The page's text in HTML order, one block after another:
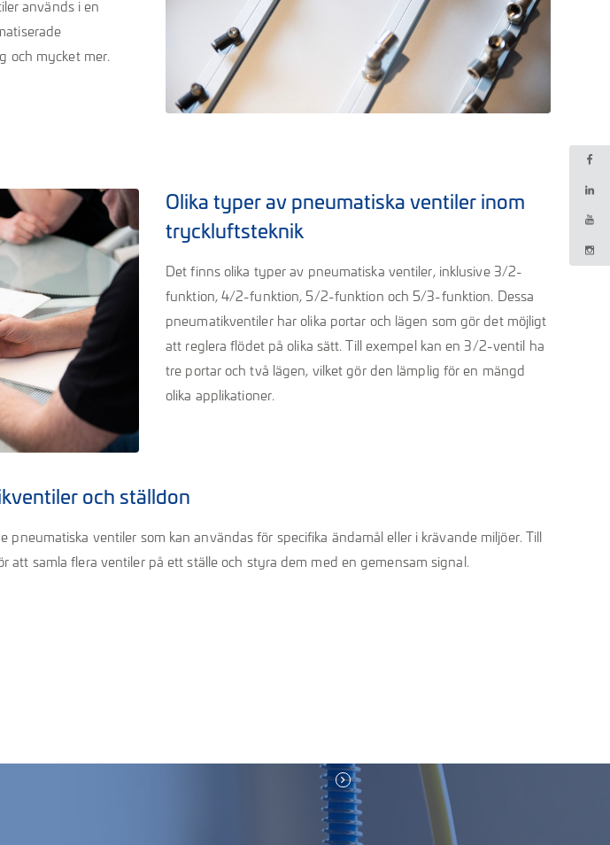
används i en
och mycket mer.
Olika typer av pneumatiska ventiler inom
tryckluftsteknik
Det finns olika typer av pneumatiska ventiler, inklusive 3/2-
funktion, 4/2-funktion, 5/2-funktion och 5/3-funktion. Dessa
pneumatikventiler har olika portar och lägen som gör det möjligt
att reglera flödet på olika sätt. Till exempel kan en 3/2-ventil ha
tre portar och två lägen, vilket gör den lämplig för en mängd
olika applikationer.
och ställdon
pneumatiska ventiler som kan användas för specifika ändamål eller i krävande miljöer. Till
att samla flera ventiler på ett ställe och styra dem med en gemensam signal.